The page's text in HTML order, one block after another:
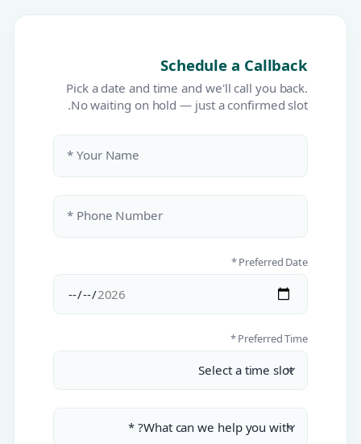
Schedule a Callback
Pick a date and time and we'll call you back.
No waiting on hold — just a confirmed slot.
Your Name *
Phone Number *
Preferred Date *
Preferred Time *